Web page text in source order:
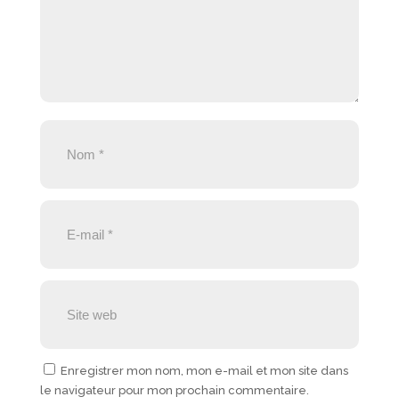
Enregistrer mon nom, mon e-mail et mon site dans
le navigateur pour mon prochain commentaire.